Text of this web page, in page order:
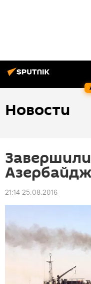
Новости
21:14 25.08.2016